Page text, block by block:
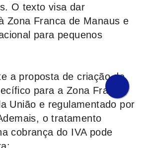
O texto visa dar
Zona Franca de Manaus e
para pequenos
a proposta de criação de
para a Zona Franca,
União e regulamentado por
o tratamento
cobrança do IVA pode